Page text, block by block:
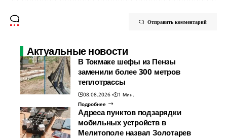
Отправить комментарий
Актуальные новости
В Токмаке шефы из Пензы
заменили более 300 метров
теплотрассы
08.08.2026
1 Мин.
Подробнее
Адреса пунктов подзарядки
мобильных устройств в
Мелитополе назвал Золотарев